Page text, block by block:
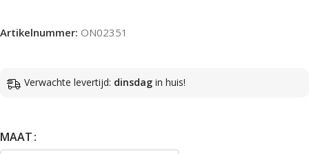
Artikelnummer: ON02351
Verwachte levertijd: dinsdag in huis!
MAAT